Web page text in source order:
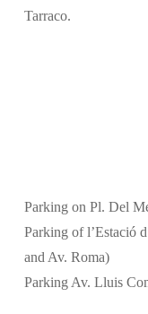
Tarraco.
Parking on Pl. Del
Parking of l’Estació
and Av. Roma)
Parking Av. Lluis